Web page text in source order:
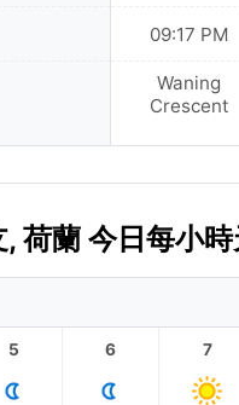
09:17 PM
Waning
Crescent
, 荷蘭 今日每小
5 6 7